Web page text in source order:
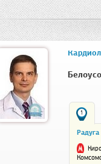
1
Радуга